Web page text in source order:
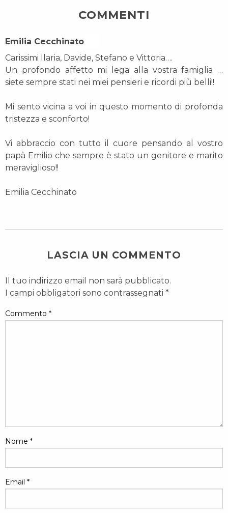
COMMENTI
Emilia Cecchinato On
Carissimi Ilaria, Davide, Stefano e Vittoria….
Un profondo affetto mi lega alla vostra famiglia …
siete sempre stati nei miei pensieri e ricordi più belli!!
Mi sento vicina a voi in questo momento di profonda
tristezza e sconforto!
Vi abbraccio con tutto il cuore pensando al vostro
papà Emilio che sempre è stato un genitore e marito
meraviglioso!!
Emilia Cecchinato
LASCIA UN COMMENTO
Il tuo indirizzo email non sarà pubblicato.
I campi obbligatori sono contrassegnati *
Commento *
Nome *
Email *